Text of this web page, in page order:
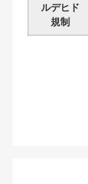
ルデヒド
規制